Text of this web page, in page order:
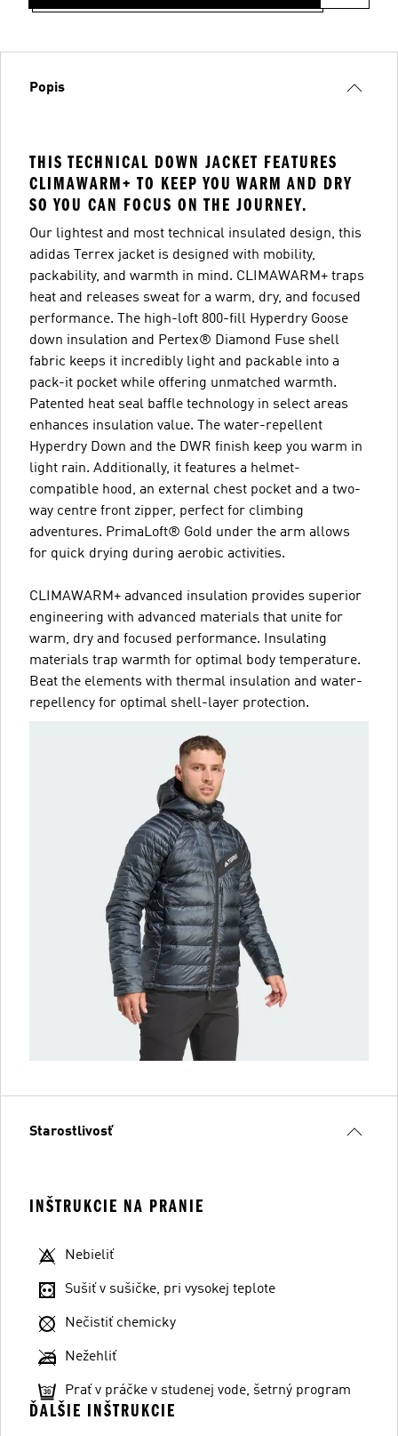
Popis
THIS TECHNICAL DOWN JACKET FEATURES
CLIMAWARM+ TO KEEP YOU WARM AND DRY
SO YOU CAN FOCUS ON THE JOURNEY.
Our lightest and most technical insulated design, this
adidas Terrex jacket is designed with mobility,
packability, and warmth in mind. CLIMAWARM+ traps
heat and releases sweat for a warm, dry, and focused
performance. The high-loft 800-fill Hyperdry Goose
down insulation and Pertex® Diamond Fuse shell
fabric keeps it incredibly light and packable into a
pack-it pocket while offering unmatched warmth.
Patented heat seal baffle technology in select areas
enhances insulation value. The water-repellent
Hyperdry Down and the DWR finish keep you warm in
light rain. Additionally, it features a helmet-
compatible hood, an external chest pocket and a two-
way centre front zipper, perfect for climbing
adventures. PrimaLoft® Gold under the arm allows
for quick drying during aerobic activities.
CLIMAWARM+ advanced insulation provides superior
engineering with advanced materials that unite for
warm, dry and focused performance. Insulating
materials trap warmth for optimal body temperature.
Beat the elements with thermal insulation and water-
repellency for optimal shell-layer protection.
Starostlivosť
INŠTRUKCIE NA PRANIE
Nebieliť
Sušiť v sušičke, pri vysokej teplote
Nečistiť chemicky
Nežehliť
Prať v práčke v studenej vode, šetrný program
ĎALŠIE INŠTRUKCIE